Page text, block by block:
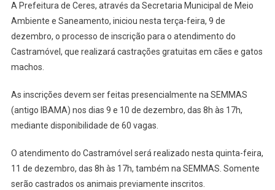
A Prefeitura de Ceres, através da Secretaria Municipal de Meio
Ambiente e Saneamento, iniciou nesta terça-feira, 9 de
dezembro, o processo de inscrição para o atendimento do
Castramóvel, que realizará castrações gratuitas em cães e gatos
machos.
As inscrições devem ser feitas presencialmente na SEMMAS
(antigo IBAMA) nos dias 9 e 10 de dezembro, das 8h às 17h,
mediante disponibilidade de 60 vagas.
O atendimento do Castramóvel será realizado nesta quinta-feira,
11 de dezembro, das 8h às 17h, também na SEMMAS. Somente
serão castrados os animais previamente inscritos.